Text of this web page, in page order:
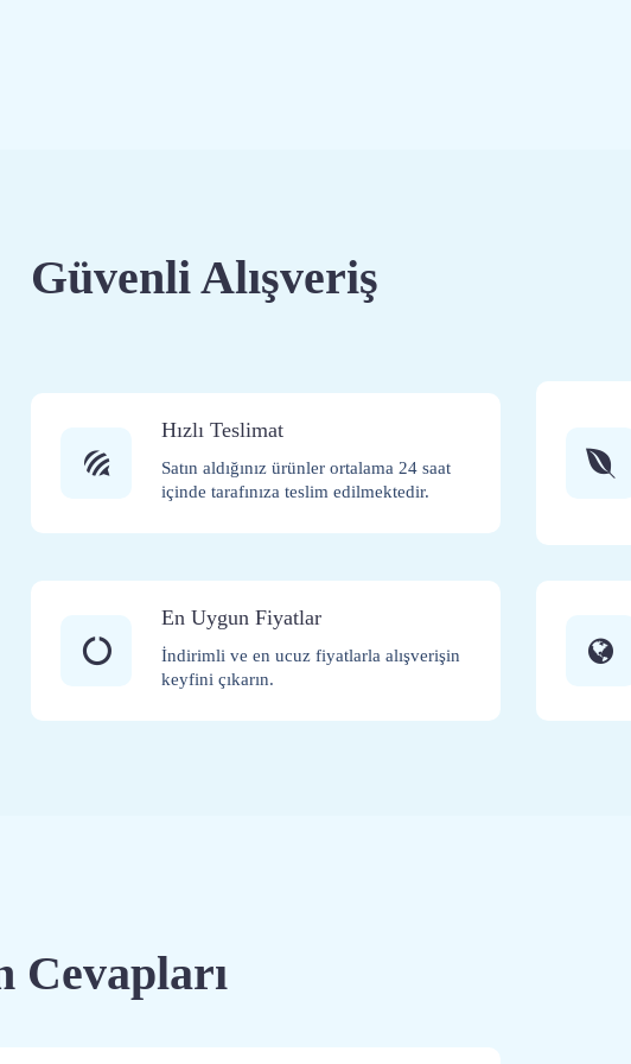
Güvenli Alışveriş
Hızlı Teslimat
Satın aldığınız ürünler ortalama 24 saat
içinde tarafınıza teslim edilmektedir.
En Uygun Fiyatlar
İndirimli ve en ucuz fiyatlarla alışverişin
keyfini çıkarın.
Cevapları